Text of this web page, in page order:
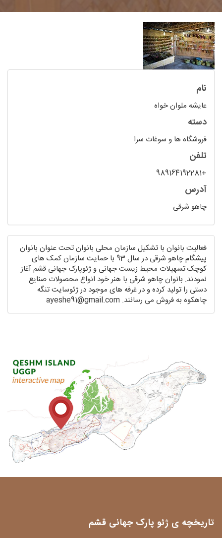
نام
عایشه ملوان خواه
دسته
فروشگاه ها و سوغات سرا
تلفن
+989164192281
آدرس
چاهو شرقی
فعالیت بانوان با تشکیل سازمان محلی بانوان تحت عنوان بانوان
پیشگام چاهو شرقی در سال 93 با حمایت سازمان کمک های
کوچک تسهیلات محیط زیست جهانی و ژئوپارک جهانی قشم آغاز
نمودند. بانوان چاهو شرقی با هنر خود انواع محصولات صنایع
دستی را تولید کرده و در غرفه های موجود در ژئوسایت تنگه
چاهکوه به فروش می رسانند. ayeshe91@gmail.com
تاریخچه ی ژئو پارک جهانی قشم